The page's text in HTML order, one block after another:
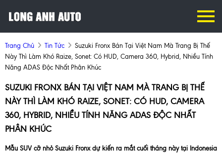
Trang Chủ Tin Tức
Suzuki Fronx Bán Tại Việt Nam Mà Trang Bị Thế
Này Thì Làm Khó Raize, Sonet: Có HUD, Camera 360, Hybrid, Nhiều Tính
Năng ADAS Độc Nhất Phân Khúc
SUZUKI FRONX BÁN TẠI VIỆT NAM MÀ TRANG BỊ THẾ
NÀY THÌ LÀM KHÓ RAIZE, SONET: CÓ HUD, CAMERA
360, HYBRID, NHIỀU TÍNH NĂNG ADAS ĐỘC NHẤT
PHÂN KHÚC
Mẫu SUV cỡ nhỏ Suzuki Fronx dự kiến ra mắt cuối tháng này tại Indonesia